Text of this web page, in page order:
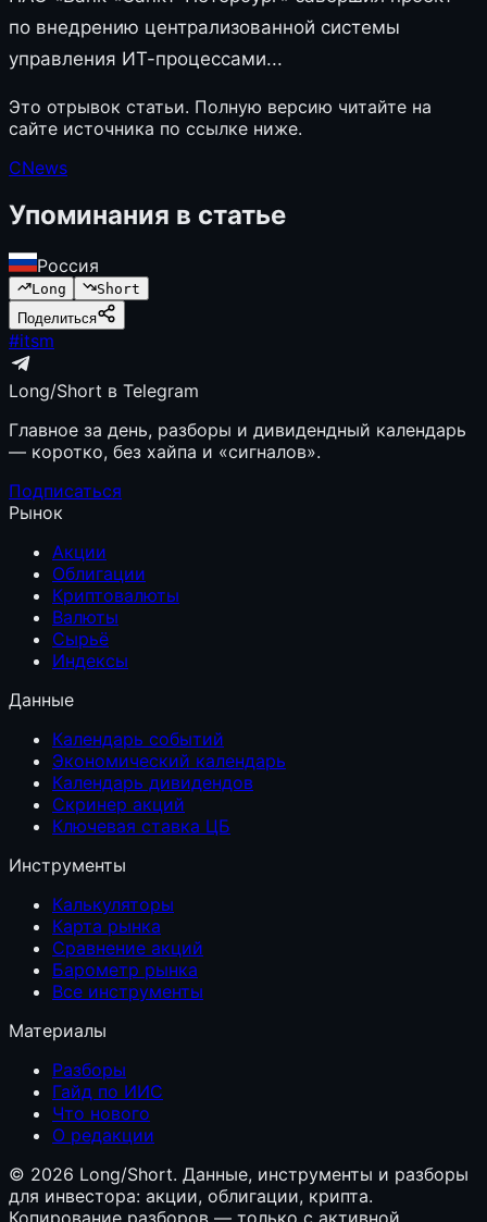
по внедрению централизованной системы
управления ИТ-процессами...
Это отрывок статьи. Полную версию читайте на
сайте источника по ссылке ниже.
CNews
Упоминания в статье
Россия
Long
Short
Поделиться
#itsm
Long/Short в Telegram
Главное за день, разборы и дивидендный календарь
— коротко, без хайпа и «сигналов».
Подписаться
Рынок
Акции
Облигации
Криптовалюты
Валюты
Сырьё
Индексы
Данные
Календарь событий
Экономический календарь
Календарь дивидендов
Скринер акций
Ключевая ставка ЦБ
Инструменты
Калькуляторы
Карта рынка
Сравнение акций
Барометр рынка
Все инструменты
Материалы
Разборы
Гайд по ИИС
Что нового
О редакции
© 2026 Long/Short. Данные, инструменты и разборы
для инвестора: акции, облигации, крипта.